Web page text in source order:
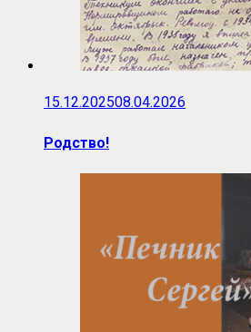
15.12.202508.04.2026
Родство!